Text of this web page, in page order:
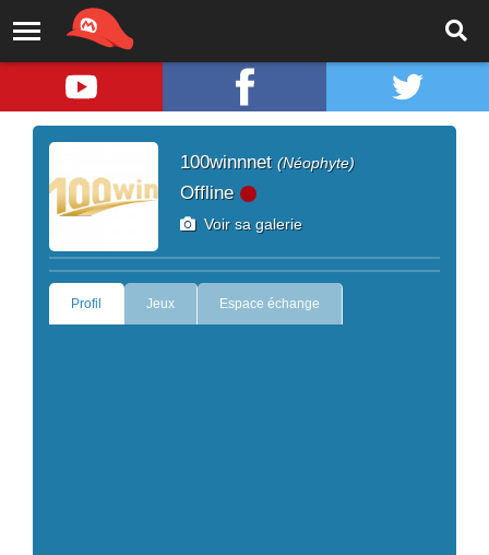
100winnnet (Néophyte)
Offline
Voir sa galerie
Profil Jeux Espace échange